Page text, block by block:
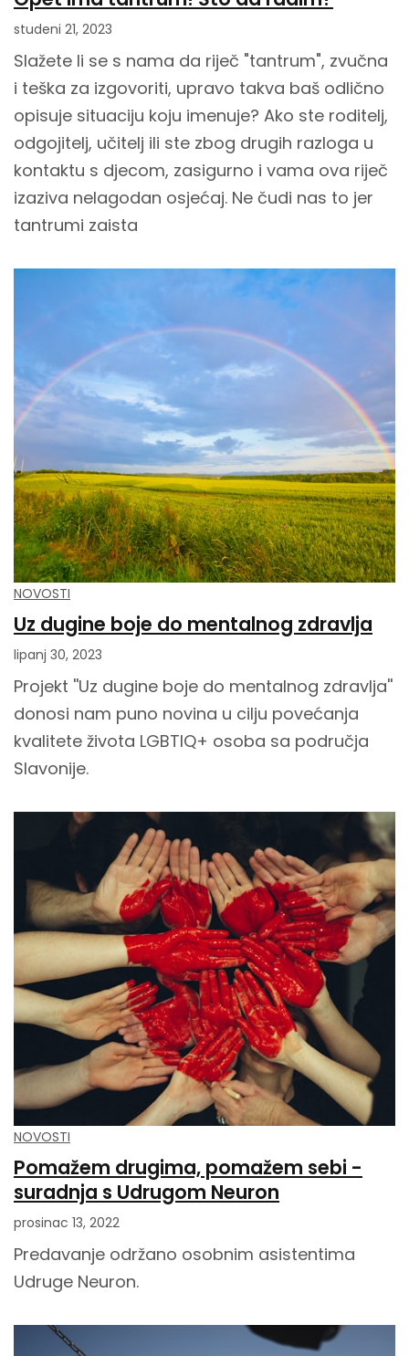
studeni 21, 2023
Slažete li se s nama da riječ "tantrum", zvučna
i teška za izgovoriti, upravo takva baš odlično
opisuje situaciju koju imenuje? Ako ste roditelj,
odgojitelj, učitelj ili ste zbog drugih razloga u
kontaktu s djecom, zasigurno i vama ova riječ
izaziva nelagodan osjećaj. Ne čudi nas to jer
tantrumi zaista
NOVOSTI
Uz dugine boje do mentalnog zdravlja
lipanj 30, 2023
Projekt ''Uz dugine boje do mentalnog zdravlja''
donosi nam puno novina u cilju povećanja
kvalitete života LGBTIQ+ osoba sa područja
Slavonije.
NOVOSTI
Pomažem drugima, pomažem sebi -
suradnja s Udrugom Neuron
prosinac 13, 2022
Predavanje održano osobnim asistentima
Udruge Neuron.